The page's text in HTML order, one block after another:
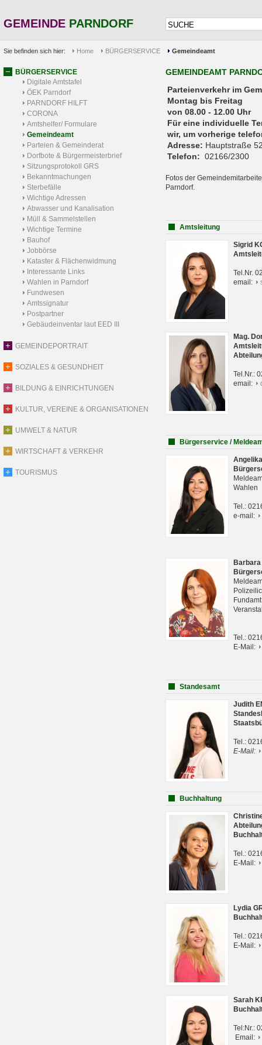
GEMEINDE PARNDORF
Sie befinden sich hier: Home BÜRGERSERVICE Gemeindeamt
BÜRGERSERVICE
Digitale Amtstafel
ÖEK Parndorf
PARNDORF HILFT
CORONA
Amtshelfer/ Formulare
Gemeindeamt
Parteien & Gemeinderat
Dorfbote & Bürgermeisterbrief
Sitzungsprotokoll GRS
Bekanntmachungen
Sterbefälle
Wichtige Adressen
Abwasser und Kanalisation
Müll & Sammelstellen
Wichtige Termine
Bauhof
Jobbörse
Kataster & Flächenwidmung
Interessante Links
Wahlen in Parndorf
Fundwesen
Amtssignatur
Postpartner
Gebäudeinventar laut EED III
GEMEINDEPORTRAIT
SOZIALES & GESUNDHEIT
BILDUNG & EINRICHTUNGEN
KULTUR, VEREINE & ORGANISATIONEN
UMWELT & NATUR
WIRTSCHAFT & VERKEHR
TOURISMUS
GEMEINDEAMT
Parteienverkehr
Montag bis Freitag
von 08.00 - 12.00 Uhr
Für eine individuelle
wir, um vorherige
Adresse: Hauptstraße
Telefon: 02166/2300
Fotos der
Parndorf.
Amtsleitung
Sigrid
Tel.Nr.
email:
Mag.
Tel.Nr.:
email:
Bürgerservice /
Wahlen
Tel.:
e-mail:
Tel.:
E-Mail:
Standesamt
Judith
Tel.:
E-Mail:
Buchhaltung
Tel.:
E-Mail:
Lydia
Tel.:
E-Mail:
Sarah
Tel:Nr.:
Email: